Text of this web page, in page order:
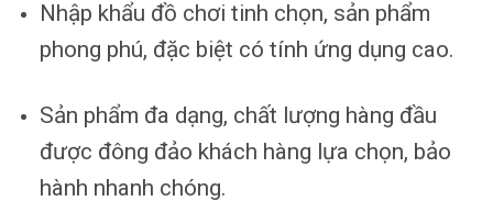
Nhập khẩu đồ chơi tinh chọn, sản phẩm
phong phú, đặc biệt có tính ứng dụng cao.
Sản phẩm đa dạng, chất lượng hàng đầu
được đông đảo khách hàng lựa chọn, bảo
hành nhanh chóng.